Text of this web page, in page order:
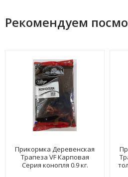
Рекомендуем
Прикормка Деревенская
Трапеза VF Карповая
Серия конопля 0.9 кг.